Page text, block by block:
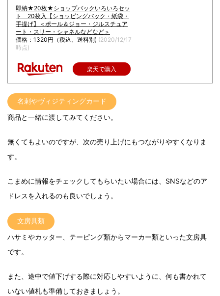
即納★20枚★ショップバックいろいろセッ
ト 20枚入【ショッピングバック・紙袋・
手提げ】＜ポール＆ジョー・ジルスチュア
ート・スリー・シャネルなどなど＞
価格：1320円（税込、送料別) (2020/12/17
時点)
楽天で購入
名刺やヴィジティングカード
商品と一緒に渡してみてください。
無くてもよいのですが、次の売り上げにもつながりやすくなりま
す。
こまめに情報をチェックしてもらいたい場合には、SNSなどのア
ドレスを入れるのも良いでしょう。
文房具類
ハサミやカッター、テーピング類からマーカー類といった文房具
です。
また、途中で値下げする際に対応しやすいように、何も書かれて
いない値札も準備しておきましょう。